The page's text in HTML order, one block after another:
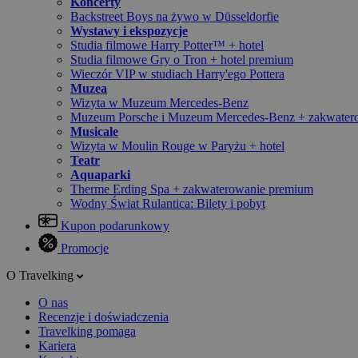
Backstreet Boys na żywo w Düsseldorfie
Wystawy i ekspozycje
Studia filmowe Harry Potter™ + hotel
Studia filmowe Gry o Tron + hotel premium
Wieczór VIP w studiach Harry'ego Pottera
Muzea
Wizyta w Muzeum Mercedes-Benz
Muzeum Porsche i Muzeum Mercedes-Benz +
Musicale
Wizyta w Moulin Rouge w Paryżu + hotel
Teatr
Aquaparki
Therme Erding Spa + zakwaterowanie premium
Wodny Świat Rulantica: Bilety i pobyt
Kupon podarunkowy
Promocje
O Travelking
O nas
Recenzje i doświadczenia
Travelking pomaga
Kariera